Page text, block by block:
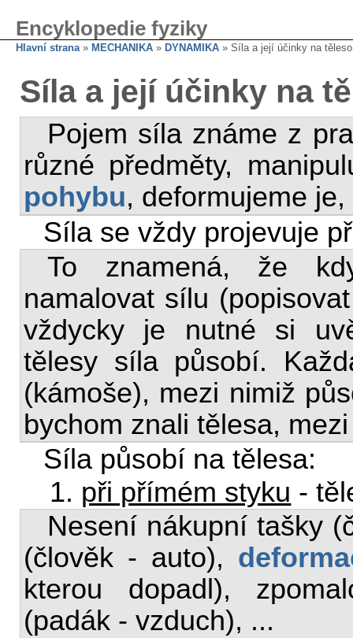
Encyklopedie fyziky
Hlavní strana» MECHANIKA » DYNAMIKA » Síla a její účinky na těleso
Síla a její účinky na
Pojem síla známe z
různé předměty,
pohybu, deformujeme
Síla se vždy projevuje
To znamená, že
namalovat sílu
vždycky je nutné si
tělesy síla působí.
(kámoše), mezi nimiž
bychom znali tělesa,
Síla působí na tělesa:
1. při přímém styku -
Nesení nákupní tašky
(člověk - auto),
kterou dopadl),
(padák - vzduch), ...